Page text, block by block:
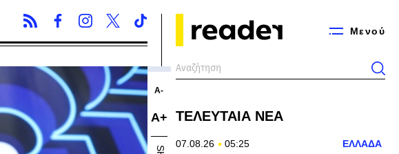
Μενού
Α-
Α+ ΤΕΛΕΥΤΑΙΑ ΝΕΑ
07.08.26 05:25 ΕΛΛΑΔΑ